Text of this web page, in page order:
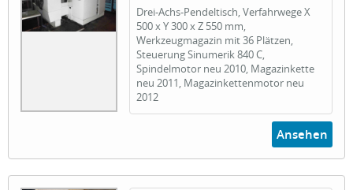
Drei-Achs-Pendeltisch, Verfahrwege X
500 x Y 300 x Z 550 mm,
Werkzeugmagazin mit 36 Plätzen,
Steuerung Sinumerik 840 C,
Spindelmotor neu 2010, Magazinkette
neu 2011, Magazinkettenmotor neu
2012
Ansehen